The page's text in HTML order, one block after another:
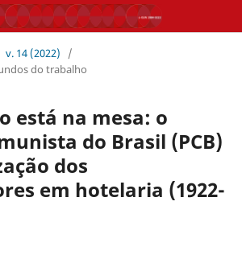
v. 14 (2022)
/
do trabalho
está na mesa: o
do Brasil (PCB)
dos
em hotelaria (1922-